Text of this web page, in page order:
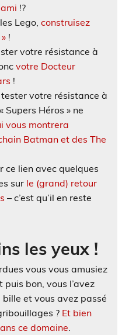
!?
Lego, construisez
!
votre résistance à
votre Docteur
!
votre résistance à
Héros » ne
vous montrera
Batman et des The
ce lien avec quelques
sur le (grand) retour
– c’est qu’il en reste
les yeux !
vous vous amusiez
bon, vous l’avez
et vous avez passé
? Et bien
ce domaine